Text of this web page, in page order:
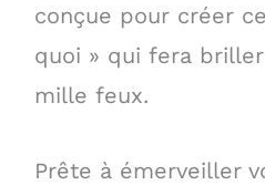
conçue pour créer
quoi » qui fera
mille feux.
Prête à émerveiller